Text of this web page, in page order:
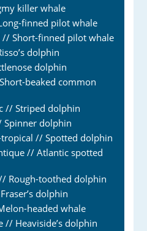
killer whale
finned pilot whale
// Short-finned pilot whale
dolphin
dolphin
beaked common
// Striped dolphin
Spinner dolphin
// Spotted dolphin
// Atlantic spotted
Rough-toothed dolphin
dolphin
headed whale
// Heaviside’s dolphin